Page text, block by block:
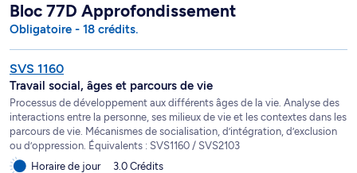
Bloc 77D Approfondissement
Obligatoire - 18 crédits.
SVS 1160
Travail social, âges et parcours de vie
Processus de développement aux différents âges de la vie. Analyse des
interactions entre la personne, ses milieux de vie et les contextes dans les
parcours de vie. Mécanismes de socialisation, d’intégration, d’exclusion
ou d’oppression. Équivalents : SVS1160 / SVS2103
Horaire de jour
3.0 Crédits